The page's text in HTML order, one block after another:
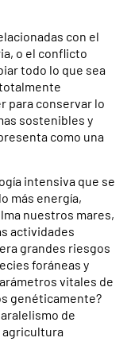
con el
o el conflicto
todo lo que sea
para conservar lo
sostenibles y
como una
intensiva que se
más energía,
nuestros mares,
actividades
grandes riesgos
foráneas y
vitales de
genéticamente?
de
agricultura